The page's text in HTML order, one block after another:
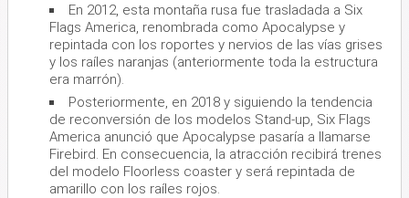
En 2012, esta montaña rusa fue trasladada a Six
Flags America, renombrada como Apocalypse y
repintada con los roportes y nervios de las vías grises
y los raíles naranjas (anteriormente toda la estructura
era marrón).
Posteriormente, en 2018 y siguiendo la tendencia
de reconversión de los modelos Stand-up, Six Flags
America anunció que Apocalypse pasaría a llamarse
Firebird. En consecuencia, la atracción recibirá trenes
del modelo Floorless coaster y será repintada de
amarillo con los raíles rojos.